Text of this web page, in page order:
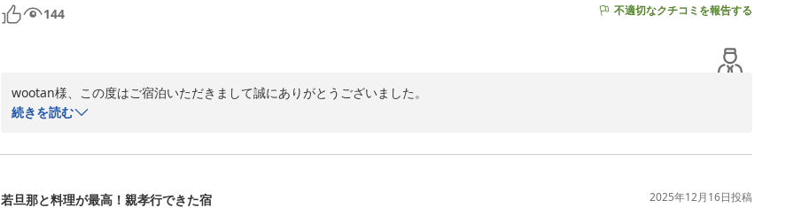
144 不適切なクチコミを報告する
wootan様、この度はご宿泊いただきまして誠にありがとうございました。
あらためまして、お連れ様のお誕生日おめでとうございました＾＾
サプライズ成功して良かったですね！！
またのご来館お待ち申し上げております。
続きを読む
若旦那と料理が最高！親孝行できた宿 2025年12月16日投稿